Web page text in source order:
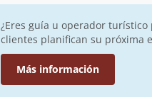
¿Eres guía u operador
clientes planifican su próxima
Más información